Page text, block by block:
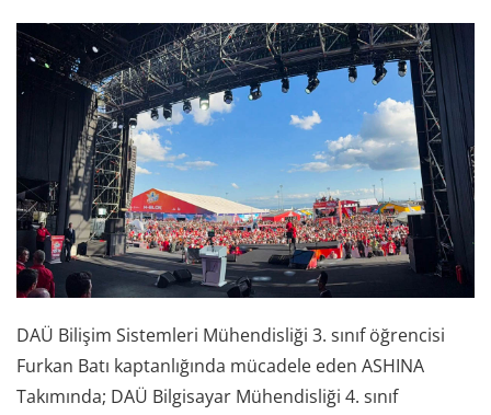
DAÜ Bilişim Sistemleri Mühendisliği 3. sınıf öğrencisi
Furkan Batı kaptanlığında mücadele eden ASHINA
Takımında; DAÜ Bilgisayar Mühendisliği 4. sınıf